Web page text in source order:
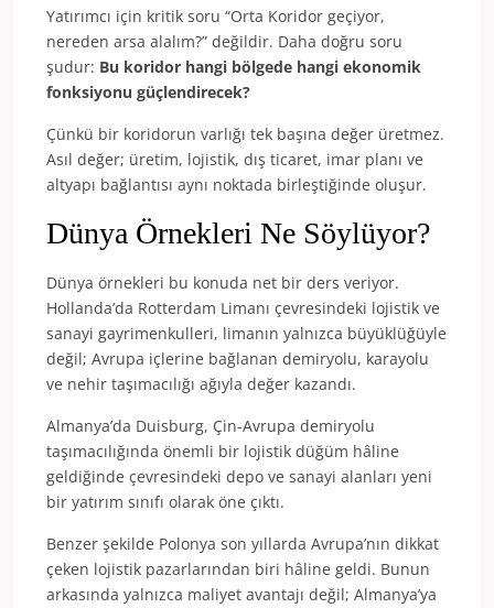
Yatırımcı için kritik soru “Orta Koridor geçiyor,
nereden arsa alalım?” değildir. Daha doğru soru
şudur: Bu koridor hangi bölgede hangi ekonomik
fonksiyonu güçlendirecek?
Çünkü bir koridorun varlığı tek başına değer üretmez.
Asıl değer; üretim, lojistik, dış ticaret, imar planı ve
altyapı bağlantısı aynı noktada birleştiğinde oluşur.
Dünya Örnekleri Ne Söylüyor?
Dünya örnekleri bu konuda net bir ders veriyor.
Hollanda’da Rotterdam Limanı çevresindeki lojistik ve
sanayi gayrimenkulleri, limanın yalnızca büyüklüğüyle
değil; Avrupa içlerine bağlanan demiryolu, karayolu
ve nehir taşımacılığı ağıyla değer kazandı.
Almanya’da Duisburg, Çin-Avrupa demiryolu
taşımacılığında önemli bir lojistik düğüm hâline
geldiğinde çevresindeki depo ve sanayi alanları yeni
bir yatırım sınıfı olarak öne çıktı.
Benzer şekilde Polonya son yıllarda Avrupa’nın dikkat
çeken lojistik pazarlarından biri hâline geldi. Bunun
arkasında yalnızca maliyet avantajı değil; Almanya’ya